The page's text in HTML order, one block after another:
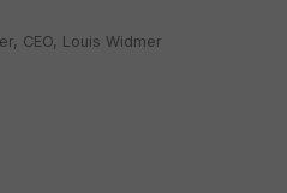
CEO, Louis Widmer